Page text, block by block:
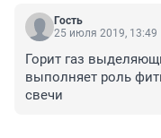
Гость
25 июля 2019, 13:49
Горит газ
выполняет роль
свечи